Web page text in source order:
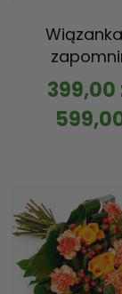
399,00